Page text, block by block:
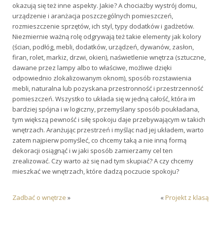
okazują się też inne aspekty. Jakie? A chociażby wystrój domu,
urządzenie i aranżacja poszczególnych pomieszczeń,
rozmieszczenie sprzętów, ich styl, typy dodatków i gadżetów.
Niezmiernie ważną rolę odgrywają też takie elementy jak kolory
(ścian, podłóg, mebli, dodatków, urządzeń, dywanów, zasłon,
firan, rolet, markiz, drzwi, okien), naświetlenie wnętrza (sztuczne,
dawane przez lampy albo to właściwe, możliwe dzięki
odpowiednio zlokalizowanym oknom), sposób rozstawienia
mebli, naturalna lub pozyskana przestronność i przestrzenność
pomieszczeń. Wszystko to układa się w jedną całość, która im
bardziej spójna i w logiczny, przemyślany sposób poukładana,
tym większą pewność i siłę spokoju daje przebywającym w takich
wnętrzach. Aranżując przestrzeń i myśląc nad jej układem, warto
zatem najpierw pomyśleć, co chcemy taką a nie inną formą
dekoracji osiągnąć i w jaki sposób zamierzamy cel ten
zrealizować. Czy warto aż się nad tym skupiać? A czy chcemy
mieszkać we wnętrzach, które dadzą poczucie spokoju?
Zadbać o wnętrze » « Projekt z klasą